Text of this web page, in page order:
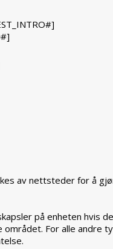
av nettsteder for å
på enheten hvis
For alle andre